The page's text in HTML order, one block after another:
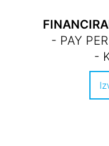
- PAY
-